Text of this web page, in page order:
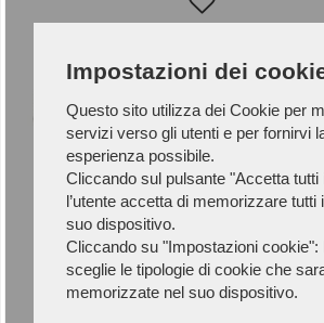
Impostazioni dei
Questo sito utilizza dei Cookie per
servizi verso gli utenti e per fornirvi
esperienza possibile.
Cliccando sul pulsante "Accetta tutti
l’utente accetta di memorizzare tutti
suo dispositivo.
Cliccando su "Impostazioni cookie":
sceglie le tipologie di cookie che
memorizzate nel suo dispositivo.
GORIZIA S1P
SC-S1-COGOR
72,00 €